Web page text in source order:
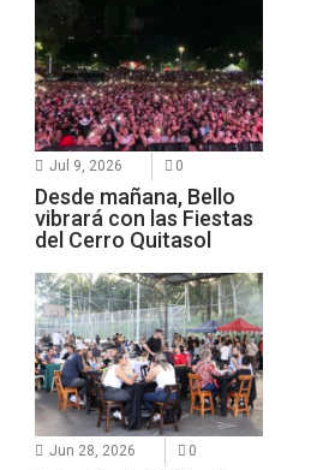
Jul 9, 2026 0
Desde mañana, Bello
vibrará con las Fiestas
del Cerro Quitasol
Jun 28, 2026 0